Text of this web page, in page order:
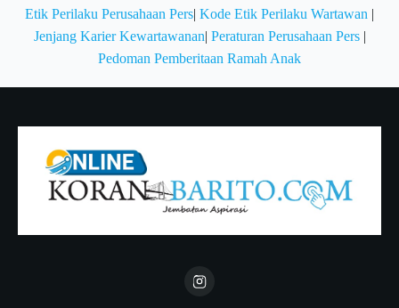
Etik Perilaku Perusahaan Pers| Kode Etik Perilaku Wartawan |
Jenjang Karier Kewartawanan| Peraturan Perusahaan Pers|
Pedoman Pemberitaan Ramah Anak